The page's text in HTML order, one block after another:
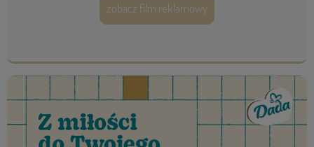
zobacz film reklamowy